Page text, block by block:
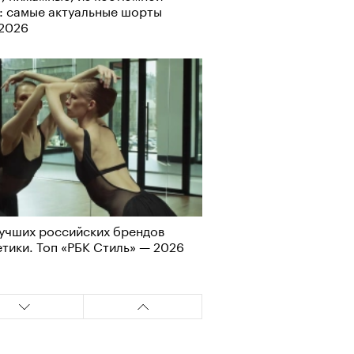
самые актуальные шорты
российских брендов
Топ «РБК Стиль» — 2026
Altman Talks: «Умение
— это освобождающая
ли человек прожить 180 лет: